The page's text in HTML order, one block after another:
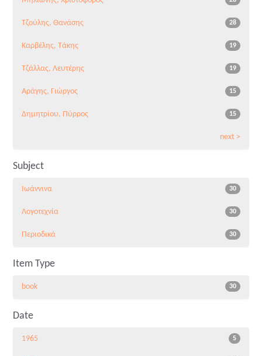
28
Τζούλης, Θανάσης
19
Καρβέλης, Τάκης
19
Τζάλλας, Λευτέρης
15
Αράγης, Γιώργος
15
Δημητρίου, Πύρρος
next >
Subject
30
Ιωάννινα
30
Λογοτεχνία
30
Περιοδικά
Item Type
30
book
Date
5
1965